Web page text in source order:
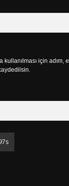
kullanılması için adım,